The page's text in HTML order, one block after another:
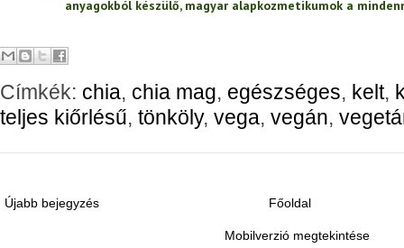
anyagokból készülő, magyar alapkozmetikumok a
Címkék: chia, chia mag, egészséges, kelt,
teljes kiőrlésű, tönköly, vega, vegán,
Újabb bejegyzés Főoldal
Mobilverzió megtekintése